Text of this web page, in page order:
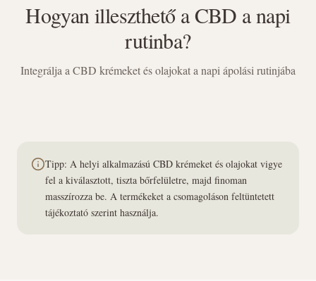
Hogyan illeszthető a CBD a napi
rutinba?
Integrálja a CBD krémeket és olajokat a napi ápolási rutinjába
Tipp: A helyi alkalmazású CBD krémeket és olajokat vigye
fel a kiválasztott, tiszta bőrfelületre, majd finoman
masszírozza be. A termékeket a csomagoláson feltüntetett
tájékoztató szerint használja.